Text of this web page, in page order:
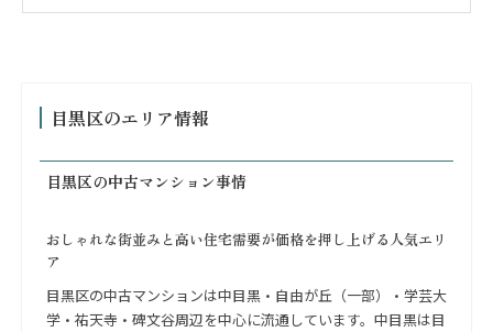
目黒区のエリア情報
目黒区の中古マンション事情
おしゃれな街並みと高い住宅需要が価格を押し上げる人気エリ
ア
目黒区の中古マンションは中目黒・自由が丘（一部）・学芸大
学・祐天寺・碑文谷周辺を中心に流通しています。中目黒は目